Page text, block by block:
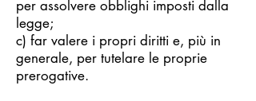
per assolvere obblighi imposti dalla
legge;
c) far valere i propri diritti e, più in
generale, per tutelare le proprie
prerogative.